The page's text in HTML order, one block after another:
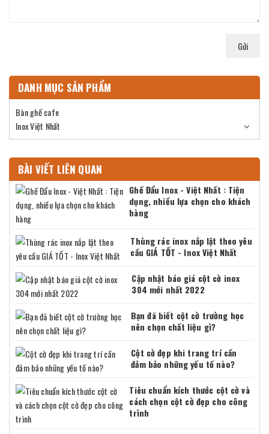
Gửi
DANH MỤC SẢN PHẨM
Bàn ghế cafe
Inox Việt Nhất
BÀI VIẾT LIÊN QUAN
Ghế Đẩu Inox - Việt Nhất : Tiện
dụng, nhiều lựa chọn cho khách
hàng
Thùng rác inox nắp lật theo yêu
cầu GIÁ TỐT - Inox Việt Nhất
Cập nhật báo giá cột cờ inox
304 mới nhất 2022
Bạn đã biết cột cờ trường học
nên chọn chất liệu gì?
Cột cờ đẹp khi trang trí cần
đảm bảo những yếu tố nào?
Tiêu chuẩn kích thước cột cờ và
cách chọn cột cờ đẹp cho công
trình